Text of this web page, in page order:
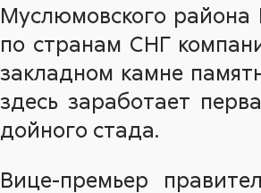
Муслюмовского
по странам СНГ
закладном камне
здесь заработает
дойного стада.
Вице-премьер